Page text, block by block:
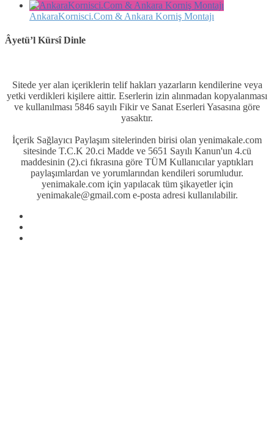
AnkaraKornisci.Com & Ankara Korniş Montajı
Âyetü’l Kürsî Dinle
Sitede yer alan içeriklerin telif hakları yazarların kendilerine veya
yetki verdikleri kişilere aittir. Eserlerin izin alınmadan kopyalanması
ve kullanılması 5846 sayılı Fikir ve Sanat Eserleri Yasasına göre
yasaktır.
İçerik Sağlayıcı Paylaşım sitelerinden birisi olan yenimakale.com
sitesinde T.C.K 20.ci Madde ve 5651 Sayılı Kanun'un 4.cü
maddesinin (2).ci fıkrasına göre TÜM Kullanıcılar yaptıkları
paylaşımlardan ve yorumlarından kendileri sorumludur.
yenimakale.com için yapılacak tüm şikayetler için
yenimakale@gmail.com e-posta adresi kullanılabilir.